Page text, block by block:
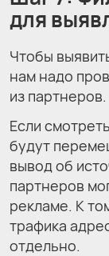
для
Чтобы
нам надо
из партнеров.
Если
будут
вывод об
партнеров
рекламе. К
трафика
отдельно.